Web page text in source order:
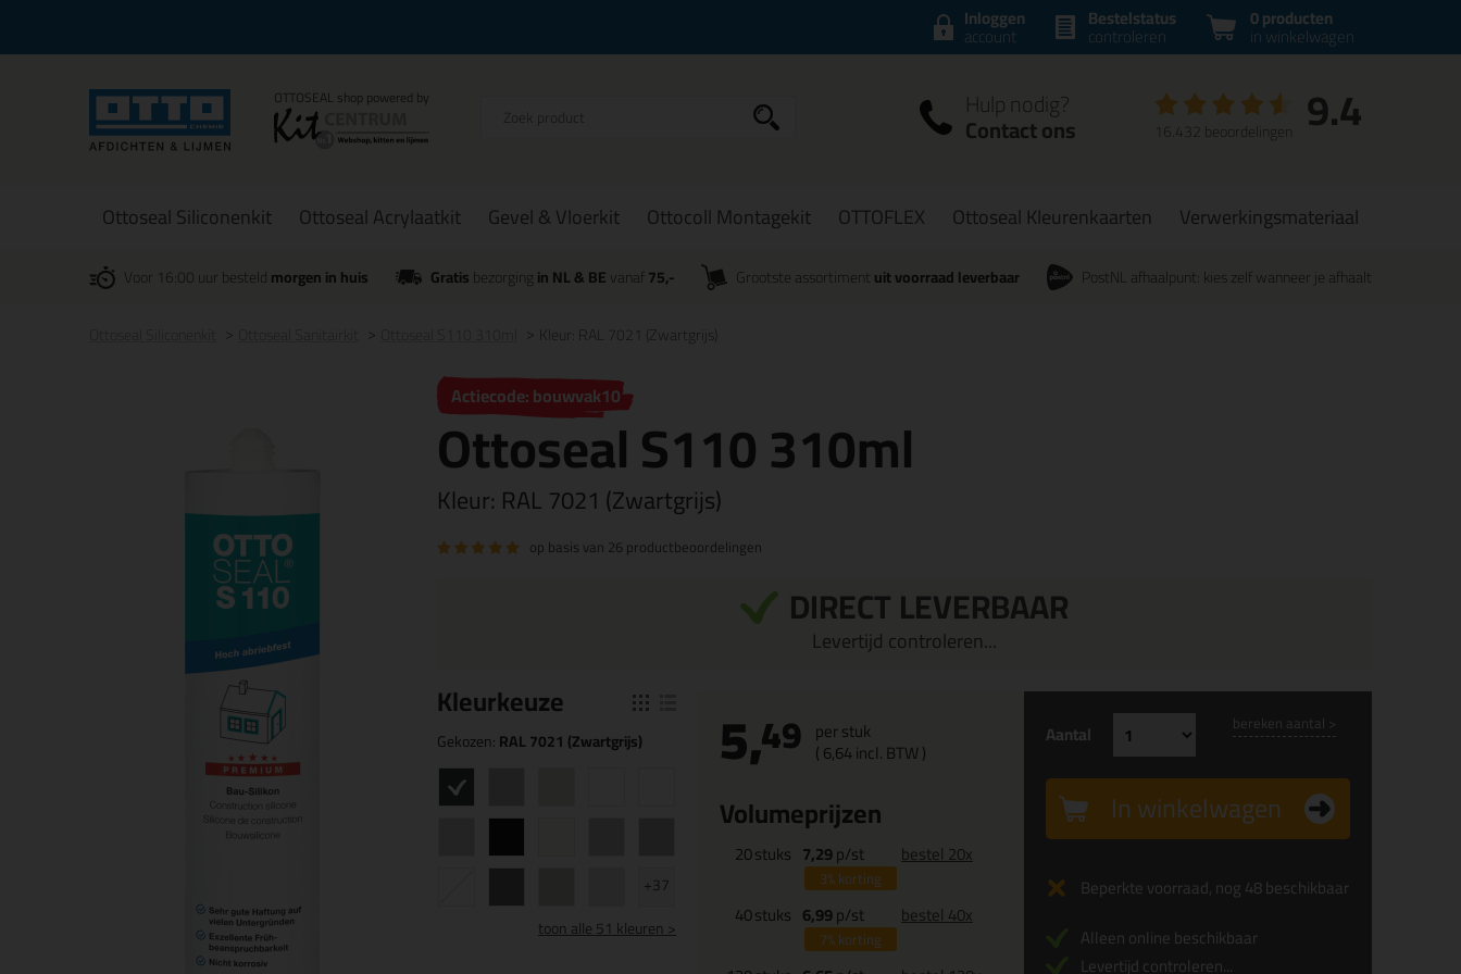
0 producten
in winkelwagen
Bestelstatus
controleren
Inloggen
account
Hulp nodig?
Contact ons 9.4
16.432 beoordelingen
Ottoseal Siliconenkit Ottoseal Acrylaatkit Gevel & Vloerkit Ottocoll Montagekit OTTOFLEX Ottoseal Kleurenkaarten Verwerkingsmateriaal
Voor 16:00 uur besteldmorgen in huis Gratisbezorgingin NL & BEvanaf 75,- Grootste assortiment uit voorraad leverbaar PostNL afhaalpunt: kies zelf wanneer je afhaalt
Kleur: RAL 7021 (Zwartgrijs)
Actiecode: bouwvak10
Ottoseal S110 310ml
Kleur: RAL 7021 (Zwartgrijs)
op basis van 26 productbeoordelingen
DIRECT LEVERBAAR
Levertijd controleren...
Kleurkeuze
Gekozen:RAL 7021 (Zwartgrijs)
+37
toonalle 51 kleuren >
5,49 per stuk
(6,64incl. BTW )
Volumeprijzen
20stuks 7,29p/st
3%korting
bestel 20x
40stuks 6,99p/st
7%korting
bestel 40x
Aantal bereken aantal >
In winkelwagen
Beperkte voorraad, nog 48 beschikbaar
Alleen online beschikbaar
Levertijd controleren...